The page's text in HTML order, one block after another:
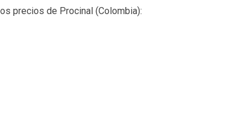
precios de Procinal (Colombia):